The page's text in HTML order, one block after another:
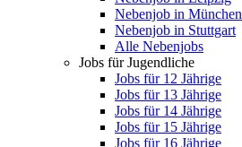
Nebenjob in München
Nebenjob in Stuttgart
Alle Nebenjobs
Jobs für Jugendliche
Jobs für 12 Jährige
Jobs für 13 Jährige
Jobs für 14 Jährige
Jobs für 15 Jährige
Jobs für 16 Jährige